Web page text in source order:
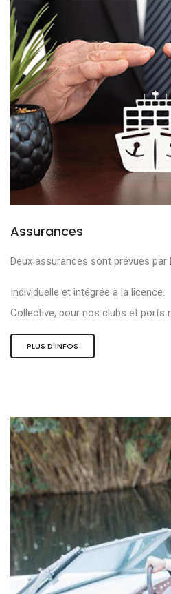
Assurances
Deux assurances sont prévues par
Individuelle et intégrée à la licence.
Collective, pour nos clubs et ports
PLUS D'INFOS